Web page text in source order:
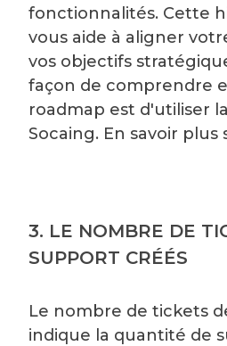
fonctionnalités. Cette
vous aide à aligner
vos objectifs
façon de comprendre
roadmap est d'utiliser
Socaing. En savoir plus
3. LE NOMBRE DE
SUPPORT CRÉÉS
Le nombre de tickets
indique la quantité de